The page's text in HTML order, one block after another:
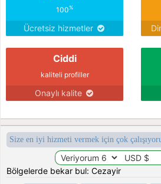
100%
Ücretsiz hizmetler
Ciddi
kaliteli profiller
Onaylı kalite
Size en iyi hizmeti vermek için çok
Bölgelerde bekar bul: Cezayir